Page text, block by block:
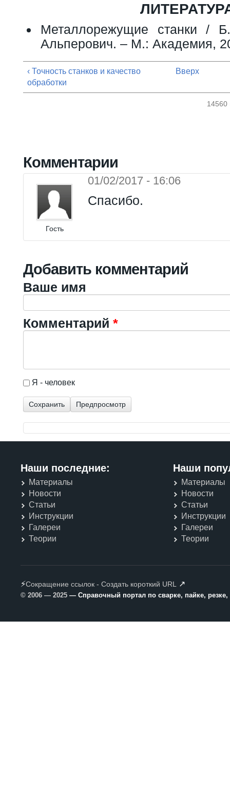
Металлорежущие станки /
Альперович. – М.: Академия,
‹ Точность станков и качество
обработки
Вверх
14560
Комментарии
Гость
01/02/2017 - 16:06
Спасибо.
Добавить комментарий
Ваше имя
Комментарий *
I'm a spammer
Я - человек
Наши последние:
Материалы
Новости
Статьи
Инструкции
Галереи
Теории
Наши
Материалы
Новости
Статьи
Инструкции
Галереи
Теории
⚡Сокращение ссылок - Создать короткий URL ↗
© 2006 — 2025 — Справочный портал по сварке, пайке,